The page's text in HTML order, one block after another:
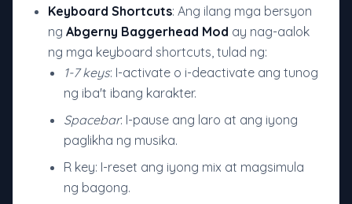
Keyboard Shortcuts: Ang ilang mga bersyon
ng Abgerny Baggerhead Mod ay nag-aalok
ng mga keyboard shortcuts, tulad ng:
1-7 keys: I-activate o i-deactivate ang tunog
ng iba't ibang karakter.
Spacebar: I-pause ang laro at ang iyong
paglikha ng musika.
R key: I-reset ang iyong mix at magsimula
ng bagong.